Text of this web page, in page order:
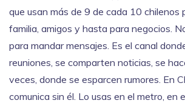
que usan más de 9 de cada 10 chilenos
familia, amigos y hasta para negocios.
para mandar mensajes. Es el canal
reuniones, se comparten noticias, se
veces, donde se esparcen rumores. En
comunica sin él. Lo usas en el metro, en